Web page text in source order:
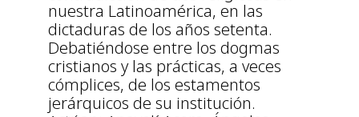
nuestra Latinoamérica, en las
dictaduras de los años setenta.
Debatiéndose entre los dogmas
cristianos y las prácticas, a veces
cómplices, de los estamentos
jerárquicos de su institución.